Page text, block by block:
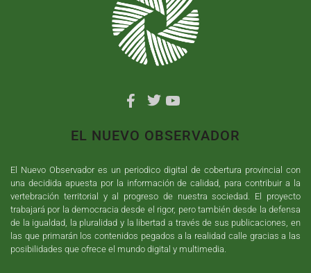
EL NUEVO OBSERVADOR
El Nuevo Observador es un periodico digital de cobertura provincial con
una decidida apuesta por la información de calidad, para contribuir a la
vertebración territorial y al progreso de nuestra sociedad. El proyecto
trabajará por la democracia desde el rigor, pero también desde la defensa
de la igualdad, la pluralidad y la libertad a través de sus publicaciones, en
las que primarán los contenidos pegados a la realidad calle gracias a las
posibilidades que ofrece el mundo digital y multimedia.